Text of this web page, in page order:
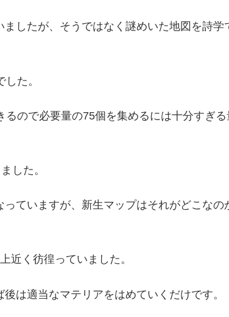
したが、そうではなく謎めいた地図を詩学
た。
ので必要量の75個を集めるには十分すぎ
した。
ていますが、新生マップはそれがどこなの
近く彷徨っていました。
は適当なマテリアをはめていくだけです。